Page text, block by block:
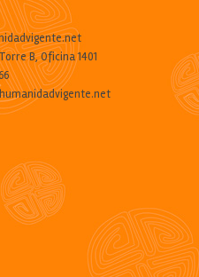
B, Oficina 1401